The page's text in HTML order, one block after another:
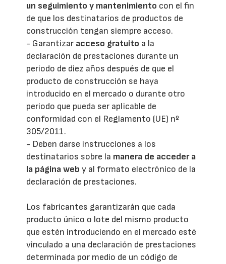
un seguimiento y mantenimiento con el fin
de que los destinatarios de productos de
construcción tengan siempre acceso.
- Garantizar acceso gratuito a la
declaración de prestaciones durante un
periodo de diez años después de que el
producto de construcción se haya
introducido en el mercado o durante otro
periodo que pueda ser aplicable de
conformidad con el Reglamento (UE) nº
305/2011.
- Deben darse instrucciones a los
destinatarios sobre la manera de acceder a
la página web y al formato electrónico de la
declaración de prestaciones.
Los fabricantes garantizarán que cada
producto único o lote del mismo producto
que estén introduciendo en el mercado esté
vinculado a una declaración de prestaciones
determinada por medio de un código de